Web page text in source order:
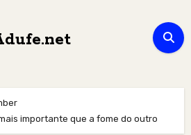
importante que a fome do outro